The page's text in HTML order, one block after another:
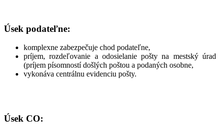
Úsek podateľne:
komplexne zabezpečuje chod podateľne,
príjem, rozdeľovanie a odosielanie pošty na mestský úrad
(príjem písomností došlých poštou a podaných osobne,
vykonáva centrálnu evidenciu pošty.
Úsek CO: